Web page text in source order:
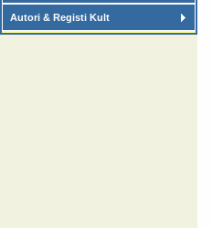
Autori & Registi Kult